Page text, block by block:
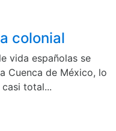
colonial
vida españolas se
Cuenca de México, lo
total...